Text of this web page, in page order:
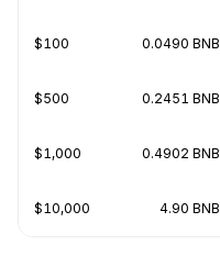
$100 0.0490 BNB
$500 0.2451 BNB
$1,000 0.4902 BNB
$10,000 4.90 BNB